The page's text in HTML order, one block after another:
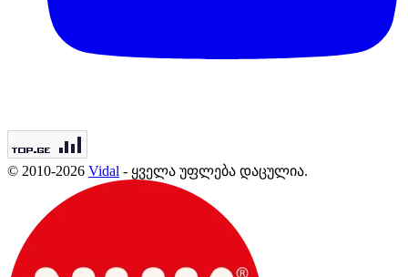
© 2010-2026 Vidal - ყველა უფლება დაცულია.